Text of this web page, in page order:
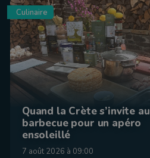
Culinaire
Quand la Crète s’invite au
barbecue pour un apéro
ensoleillé
7 août 2026 à 09:00